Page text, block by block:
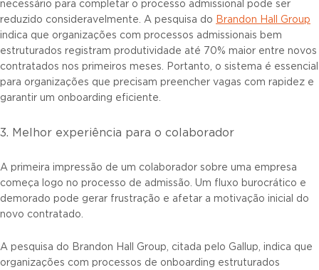
necessário para completar o processo admissional pode ser
reduzido consideravelmente. A pesquisa do Brandon Hall Group
indica que organizações com processos admissionais bem
estruturados registram produtividade até 70% maior entre novos
contratados nos primeiros meses. Portanto, o sistema é essencial
para organizações que precisam preencher vagas com rapidez e
garantir um onboarding eficiente.
3. Melhor experiência para o colaborador
A primeira impressão de um colaborador sobre uma empresa
começa logo no processo de admissão. Um fluxo burocrático e
demorado pode gerar frustração e afetar a motivação inicial do
novo contratado.
A pesquisa do Brandon Hall Group, citada pelo Gallup, indica que
organizações com processos de onboarding estruturados